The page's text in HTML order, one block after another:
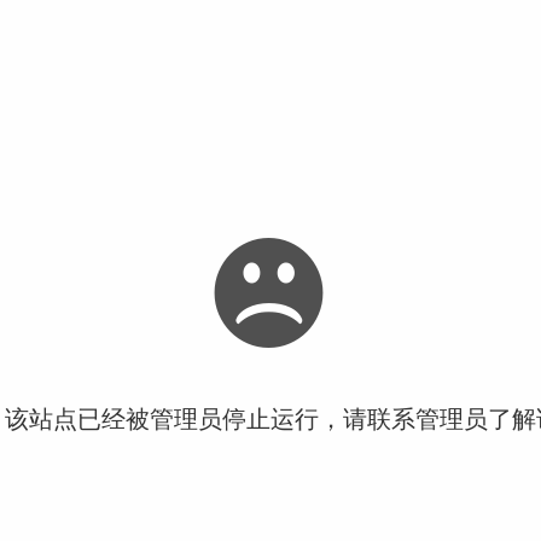
站点已经被管理员停止运行，请联系管理员了